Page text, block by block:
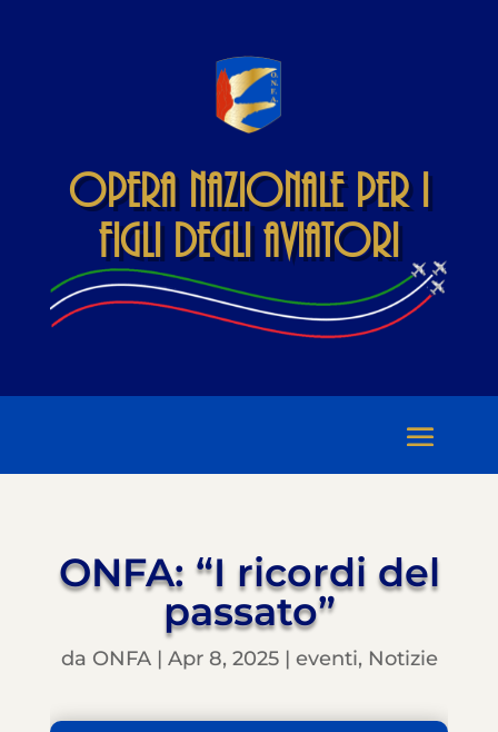
Opera Nazionale per i
Figli degli Aviatori
ONFA: “I ricordi del
passato”
da ONFA| Apr 8, 2025| eventi, Notizie